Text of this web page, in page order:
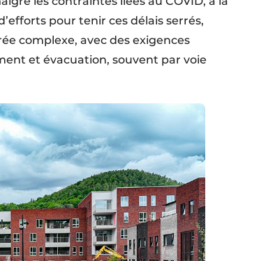
pour tenir ces délais serrés,
complexe, avec des exigences
et évacuation, souvent par voie